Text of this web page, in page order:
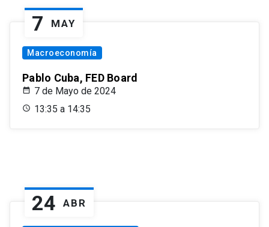
7 MAY
Macroeconomía
Pablo Cuba, FED Board
7 de Mayo de 2024
13:35 a 14:35
24 ABR